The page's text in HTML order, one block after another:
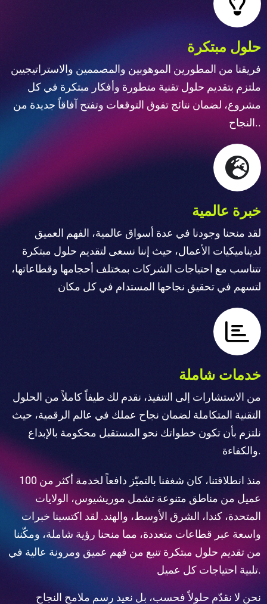
حلول مبتكرة
فريقنا من المطورين الموهوبين والمصممين والاستراتيجيين
ملتزم بتقديم حلول تقنية متطورة وأفكار مبتكرة في كل
مشروع، لضمان نتائج تفوق التوقعات وتفتح آفاقاً جديدة من
النجاح..
خبرة عالمية
لقد منحنا وجودنا في عدة أسواق عالمية، الفهم العميق
لديناميكيات الأعمال، حيث إننا نسعى لتقديم حلول مبتكرة
تتناسب مع احتياجات الشركات بمختلف أحجامها وقطاعاتها،
لتسهم في تحقيق نجاحها المستدام في كل مكان
خدمات شاملة
من الاستشارات إلى التنفيذ، نقدم لك طيفاً كاملاً من الحلول
التقنية المتكاملة لضمان نجاح عملك في عالم الرقمية، حيث
نلتزم بأن تكون خطواتك نحو المستقبل محكومة بالإبداع
والكفاءة.
منذ انطلاقتنا، كان شغفنا بالتميّز دافعاً لخدمة أكثر من 100
عميل من مناطق متنوعة تشمل موريشيوس، الولايات
المتحدة، كندا، الشرق الأوسط، والهند. لقد اكتسبنا خبرات
واسعة عبر قطاعات متعددة، مما منحنا رؤية شاملة، ومكّننا
من تقديم حلول مبتكرة تنبع من فهم عميق ومرونة عالية في
تلبية احتياجات كل عميل.
نحن لا نقدّم حلولاً فحسب، بل نعيد رسم ملامح النجاح